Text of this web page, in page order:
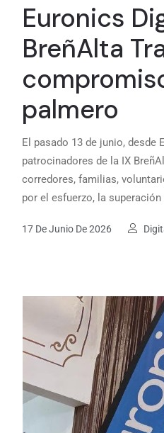
Euronics
BreñAlta
palmero
El pasado 13 de junio,
patrocinadores de la IX
corredores, familias,
por el esfuerzo, la
17 De Junio De 2026